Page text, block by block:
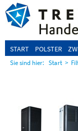
START POLSTER
Sie sind hier: Start >